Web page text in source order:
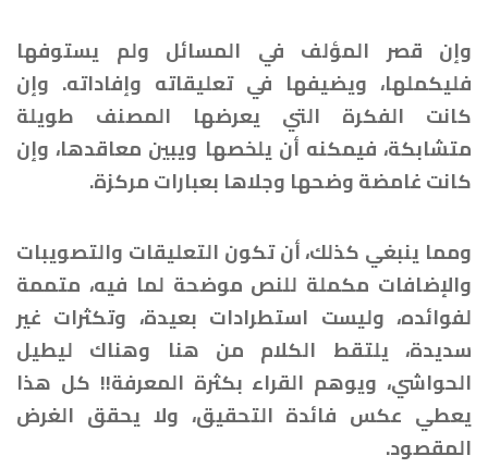
وإن قصر المؤلف في المسائل ولم يستوفها
فليكملها، ويضيفها في تعليقاته وإفاداته. وإن
كانت الفكرة التي يعرضها المصنف طويلة
متشابكة، فيمكنه أن يلخصها ويبين معاقدها، وإن
كانت غامضة وضحها وجلاها بعبارات مركزة.
ومما ينبغي كذلك، أن تكون التعليقات والتصويبات
والإضافات مكملة للنص موضحة لما فيه، متممة
لفوائده، وليست استطرادات بعيدة، وتكثرات غير
سديدة، يلتقط الكلام من هنا وهناك ليطيل
الحواشي، ويوهم القراء بكثرة المعرفة!! كل هذا
يعطي عكس فائدة التحقيق، ولا يحقق الغرض
المقصود.